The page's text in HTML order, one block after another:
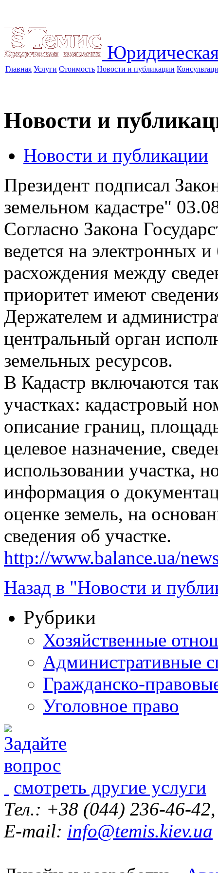
Главная Услуги Стоимость Новости и публикации
Новости и
Новости и публикации
Президент подписал
земельном кадастре"
Согласно Закона
ведется на электронных
расхождения между
приоритет имеют
Держателем и
центральный орган
земельных ресурсов.
В Кадастр включаются
участках: кадастровый
описание границ,
целевое назначение,
использовании участка,
информация о
оценке земель, на
сведения об участке.
http://www.balance.ua/
Назад в "Новости и
Рубрики
Хозяйственные
Административные
Гражданско-
Уголовное право
смотреть другие услуги
Тел.: +38 (044) 236-46-
E-mail: info@temis.kiev.ua